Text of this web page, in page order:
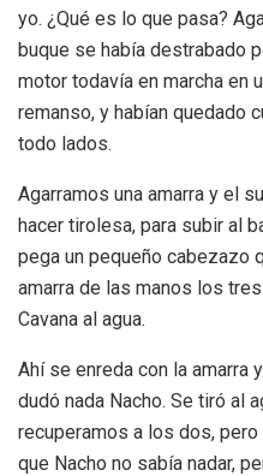
yo. ¿Qué es lo que pasa?
buque se había destrabado
motor todavía en marcha en
remanso, y habían quedado
todo lados.
Agarramos una amarra y el
hacer tirolesa, para subir al
pega un pequeño cabezazo
amarra de las manos los
Cavana al agua.
Ahí se enreda con la amarra
dudó nada Nacho. Se tiró al
recuperamos a los dos,
que Nacho no sabía nadar,